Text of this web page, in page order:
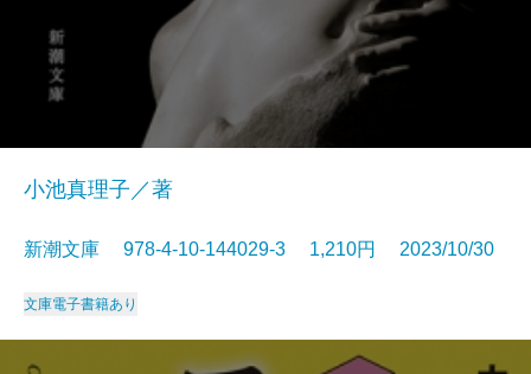
小池真理子／著
新潮文庫 978-4-10-144029-3 1,210円 2023/10/30
文庫電子書籍あり